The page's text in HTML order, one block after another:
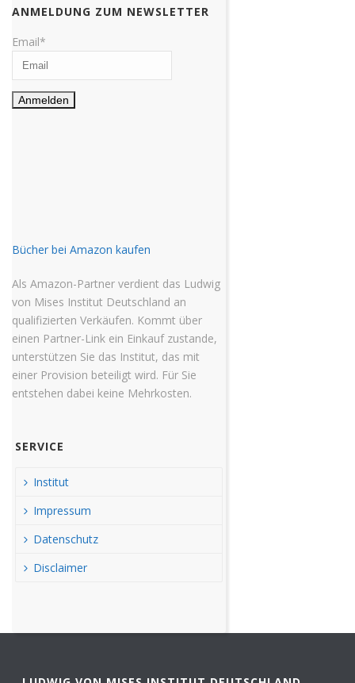
ANMELDUNG ZUM NEWSLETTER
Email*
Bücher bei Amazon kaufen
Als Amazon-Partner verdient das Ludwig
von Mises Institut Deutschland an
qualifizierten Verkäufen. Kommt über
einen Partner-Link ein Einkauf zustande,
unterstützen Sie das Institut, das mit
einer Provision beteiligt wird. Für Sie
entstehen dabei keine Mehrkosten.
SERVICE
Institut
Impressum
Datenschutz
Disclaimer